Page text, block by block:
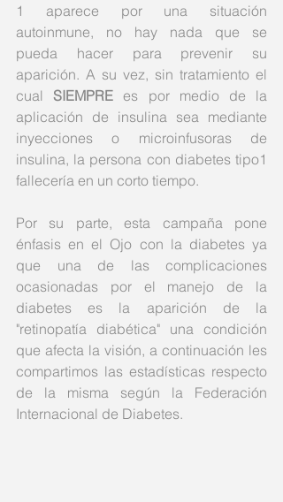
1 aparece por una situación
autoinmune, no hay nada que se
pueda hacer para prevenir su
aparición. A su vez, sin tratamiento el
cual SIEMPRE es por medio de la
aplicación de insulina sea mediante
inyecciones o microinfusoras de
insulina, la persona con diabetes tipo1
fallecería en un corto tiempo.
Por su parte, esta campaña pone
énfasis en el Ojo con la diabetes ya
que una de las complicaciones
ocasionadas por el manejo de la
diabetes es la aparición de la
"retinopatía diabética" una condición
que afecta la visión, a continuación les
compartimos las estadísticas respecto
de la misma según la Federación
Internacional de Diabetes.